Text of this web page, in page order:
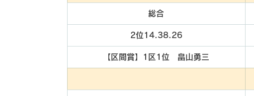
総合
2位14.38.26
【区間賞】1区1位　畠山勇三